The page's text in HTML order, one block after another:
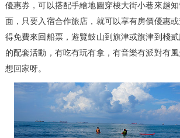
優惠券，可以搭配手繪地圖穿梭大街小巷來趟
面，只要入宿合作旅店，就可以享有房價優惠
得免費來回船票，遊覽鼓山到旗津或旗津到棧
的配套活動，有吃有玩有拿，有音樂有派對有
想回家呀。